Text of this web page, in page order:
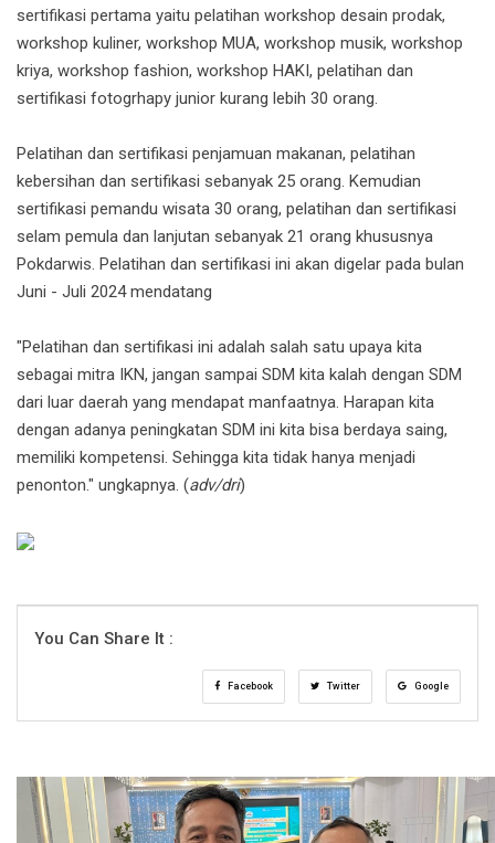
sertifikasi pertama yaitu pelatihan workshop desain prodak,
workshop kuliner, workshop MUA, workshop musik, workshop
kriya, workshop fashion, workshop HAKI, pelatihan dan
sertifikasi fotogrhapy junior kurang lebih 30 orang.
Pelatihan dan sertifikasi penjamuan makanan, pelatihan
kebersihan dan sertifikasi sebanyak 25 orang. Kemudian
sertifikasi pemandu wisata 30 orang, pelatihan dan sertifikasi
selam pemula dan lanjutan sebanyak 21 orang khususnya
Pokdarwis. Pelatihan dan sertifikasi ini akan digelar pada bulan
Juni - Juli 2024 mendatang
"Pelatihan dan sertifikasi ini adalah salah satu upaya kita
sebagai mitra IKN, jangan sampai SDM kita kalah dengan SDM
dari luar daerah yang mendapat manfaatnya. Harapan kita
dengan adanya peningkatan SDM ini kita bisa berdaya saing,
memiliki kompetensi. Sehingga kita tidak hanya menjadi
penonton." ungkapnya. (adv/dri)
You Can Share It :
Facebook Twitter Google